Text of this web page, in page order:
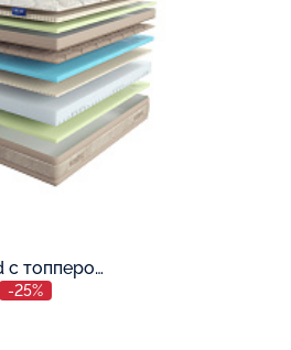
В корзину
Матрас Kristal Gold с топпером Latex 42
-25%